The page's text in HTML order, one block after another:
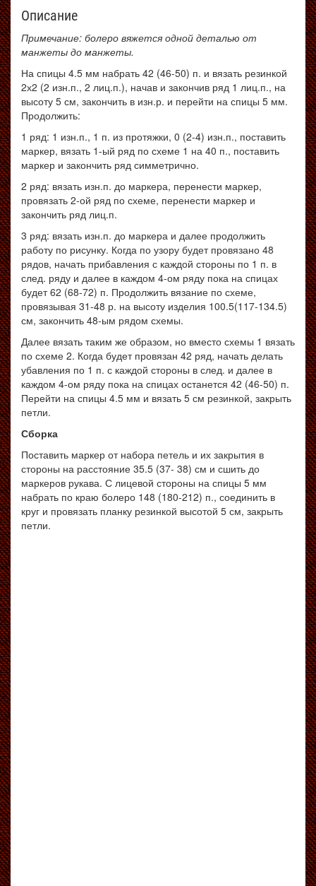
Описание
Примечание: болеро вяжется одной деталью от
манжеты до манжеты.
На спицы 4.5 мм набрать 42 (46-50) п. и вязать резинкой
2х2 (2 изн.п., 2 лиц.п.), начав и закончив ряд 1 лиц.п., на
высоту 5 см, закончить в изн.р. и перейти на спицы 5 мм.
Продолжить:
1 ряд: 1 изн.п., 1 п. из протяжки, 0 (2-4) изн.п., поставить
маркер, вязать 1-ый ряд по схеме 1 на 40 п., поставить
маркер и закончить ряд симметрично.
2 ряд: вязать изн.п. до маркера, перенести маркер,
провязать 2-ой ряд по схеме, перенести маркер и
закончить ряд лиц.п.
3 ряд: вязать изн.п. до маркера и далее продолжить
работу по рисунку. Когда по узору будет провязано 48
рядов, начать прибавления с каждой стороны по 1 п. в
след. ряду и далее в каждом 4-ом ряду пока на спицах
будет 62 (68-72) п. Продолжить вязание по схеме,
провязывая 31-48 р. на высоту изделия 100.5(117-134.5)
см, закончить 48-ым рядом схемы.
Далее вязать таким же образом, но вместо схемы 1 вязать
по схеме 2. Когда будет провязан 42 ряд, начать делать
убавления по 1 п. с каждой стороны в след. и далее в
каждом 4-ом ряду пока на спицах останется 42 (46-50) п.
Перейти на спицы 4.5 мм и вязать 5 см резинкой, закрыть
петли.
Сборка
Поставить маркер от набора петель и их закрытия в
стороны на расстояние 35.5 (37- 38) см и сшить до
маркеров рукава. С лицевой стороны на спицы 5 мм
набрать по краю болеро 148 (180-212) п., соединить в
круг и провязать планку резинкой высотой 5 см, закрыть
петли.